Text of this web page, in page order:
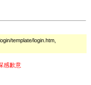
template/login.htm,
感歉意